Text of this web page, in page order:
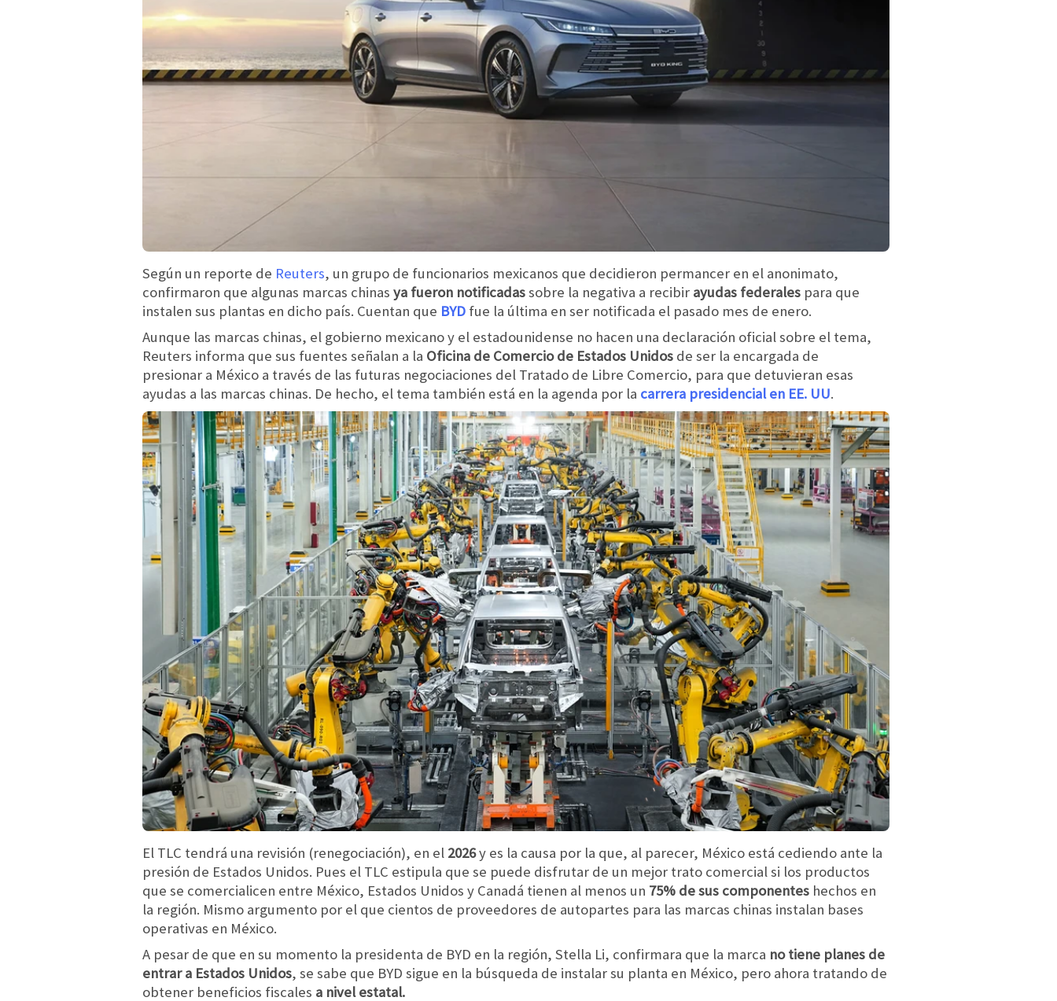
Según un reporte de Reuters, un grupo de funcionarios mexicanos que decidieron permancer en el anonimato,
confirmaron que algunas marcas chinas ya fueron notificadassobre la negativa a recibir ayudas federales para que
instalen sus plantas en dicho país. Cuentan que BYD fue la última en ser notificada el pasado mes de enero.
Aunque las marcas chinas, el gobierno mexicano y el estadounidense no hacen una declaración oficial sobre el tema,
Reuters informa que sus fuentes señalan a la Oficina de Comercio de Estados Unidos de ser la encargada de
presionar a México a través de las futuras negociaciones del Tratado de Libre Comercio, para que detuvieran esas
ayudas a las marcas chinas. De hecho, el tema también está en la agenda por la carrera presidencial en EE. UU.
El TLC tendrá una revisión (renegociación), en el 2026y es la causa por la que, al parecer, México está cediendo ante la
presión de Estados Unidos. Pues el TLC estipula que se puede disfrutar de un mejor trato comercial si los productos
que se comercialicen entre México, Estados Unidos y Canadá tienen al menos un 75% de sus componentes hechos en
la región. Mismo argumento por el que cientos de proveedores de autopartes para las marcas chinas instalan bases
operativas en México.
A pesar de que en su momento la presidenta de BYD en la región, Stella Li, confirmara que la marca no tiene planes de
entrar a Estados Unidos, se sabe que BYD sigue en la búsqueda de instalar su planta en México, pero ahora tratando de
obtener beneficios fiscales a nivel estatal.